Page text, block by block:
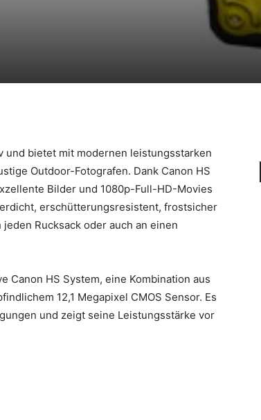
und bietet mit modernen leistungsstarken
Outdoor-Fotografen. Dank Canon HS
Bilder und 1080p-Full-HD-Movies
erschütterungsresistent, frostsicher
Rucksack oder auch an einen
Canon HS System, eine Kombination aus
12,1 Megapixel CMOS Sensor. Es
und zeigt seine Leistungsstärke vor